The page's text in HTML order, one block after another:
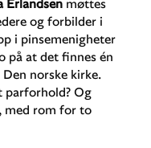
og forbilder i
i pinsemenigheter
på at det finnes én
norske kirke.
parforhold? Og
med rom for to